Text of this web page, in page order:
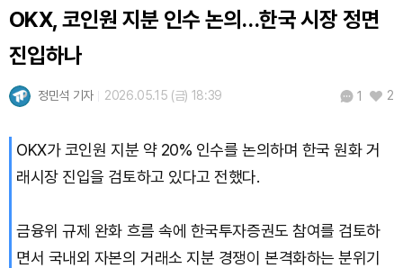
OKX, 코인원 지분 인수 논의…한국 시장 정면
진입하나
정민석 기자 2026.05.15 (금) 18:39 1 2
OKX가 코인원 지분 약 20% 인수를 논의하며 한국 원화 거
래시장 진입을 검토하고 있다고 전했다.
금융위 규제 완화 흐름 속에 한국투자증권도 참여를 검토하
면서 국내외 자본의 거래소 지분 경쟁이 본격화하는 분위기